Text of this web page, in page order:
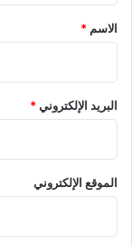
*
الاسم *
البريد الإلكتروني*
الموقع الإلكتروني